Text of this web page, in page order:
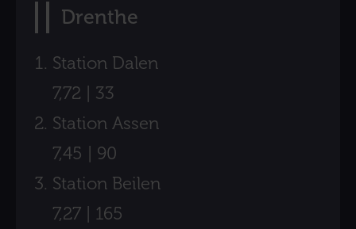
Drenthe
Station Dalen
7,72 | 33
Station Assen
7,45 | 90
Station Beilen
7,27 | 165